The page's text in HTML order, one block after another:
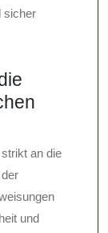
sicher
an die
und